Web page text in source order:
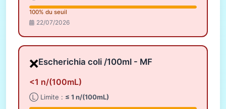
100% du seuil
22/07/2026
❌Escherichia coli /100ml - MF
<1 n/(100mL)
Ⓛ Limite : ≤ 1 n/(100mL)